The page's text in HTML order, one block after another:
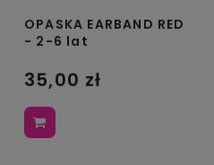
OPASKA EARBAND RED
- 2-6 lat
35,00 zł